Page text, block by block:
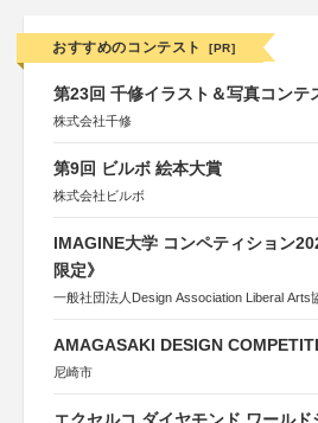
おすすめのコンテスト [PR]
第23回 千修イラスト＆写真コンテ
株式会社千修
第9回 ビルボ 絵本大賞
株式会社ビルボ
IMAGINE大学 コンペティション
限定》
一般社団法人Design Association Liberal Arts
AMAGASAKI DESIGN
尼崎市